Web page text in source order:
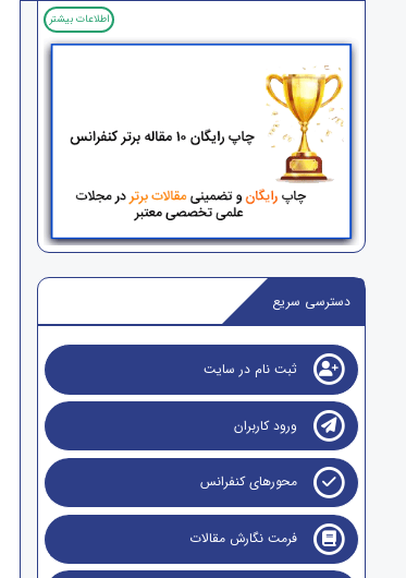
اطلاعات بیشتر
دسترسی سریع
ثبت نام در سایت
ورود کاربران
محورهای کنفرانس
فرمت نگارش مقالات